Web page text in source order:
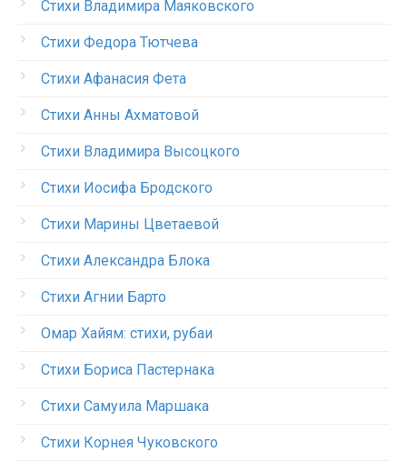
Стихи Владимира Маяковского
Стихи Федора Тютчева
Стихи Афанасия Фета
Стихи Анны Ахматовой
Стихи Владимира Высоцкого
Стихи Иосифа Бродского
Стихи Марины Цветаевой
Стихи Александра Блока
Стихи Агнии Барто
Омар Хайям: стихи, рубаи
Стихи Бориса Пастернака
Стихи Самуила Маршака
Стихи Корнея Чуковского